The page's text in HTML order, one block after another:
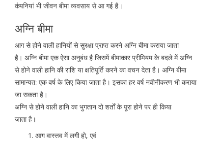
कंपनियां भी जीवन बीमा व्यवसाय से आ गई है।
अग्नि बीमा
आग से होने वाली हानियों से सुरक्षा प्राप्त करने अग्नि बीमा कराया जाता
है। अग्नि बीमा एक ऐसा अनुबंध है जिसमें बीमाकार प्रीमियम के बदले में अग्नि
से होने वाली हानि की राशि या क्षतिपूर्ति करने का वचन देता है। अग्नि बीमा
सामान्यत: एक वर्ष के लिए किया जाता है। इसका हर वर्ष नवीनीकरण भी कराया
जा सकता है।
अग्नि से होने वाली हानि का भुगतान दो शर्तों के पूरा होने पर ही किया
जाता है।
आग वास्तव में लगी हो, एवं